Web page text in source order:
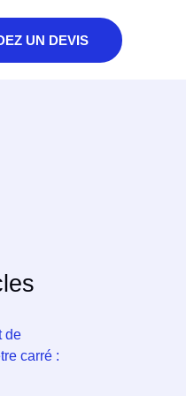
UN DEVIS
de
carré :